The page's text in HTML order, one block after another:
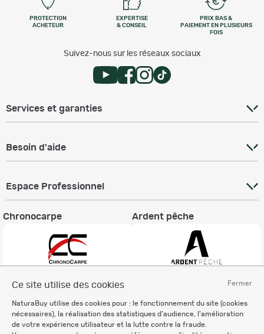
Fermer
Ce site utilise des cookies
NaturaBuy utilise des cookies pour : le fonctionnement du site (cookies
nécessaires), la réalisation des statistiques d'audience, l'amélioration
de votre expérience utilisateur et la lutte contre la fraude.
PROTECTION
ACHETEUR
EXPERTISE
& CONSEIL
PRIX BAS &
PAIEMENT EN PLUSIEURS
FOIS
Suivez-nous sur les réseaux sociaux
Services et garanties
Besoin d'aide
Espace Professionnel
Chronocarpe Ardent pêche
Charte éthique
Mentions légales